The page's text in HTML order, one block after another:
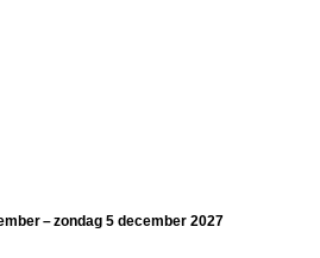
– zondag 5 december 2027